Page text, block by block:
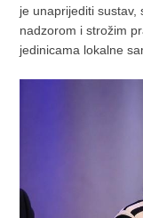
je unaprijediti sustav,
nadzorom i strožim
jedinicama lokalne